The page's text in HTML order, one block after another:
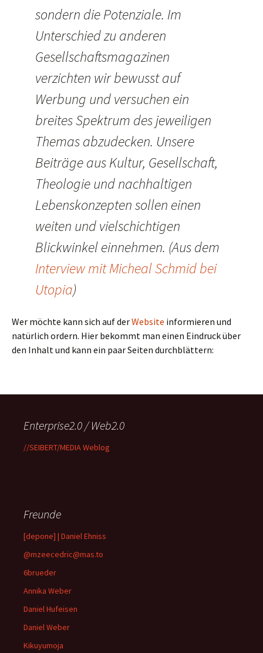
sondern die Potenziale. Im
Unterschied zu anderen
Gesellschaftsmagazinen
verzichten wir bewusst auf
Werbung und versuchen ein
breites Spektrum des jeweiligen
Themas abzudecken. Unsere
Beiträge aus Kultur, Gesellschaft,
Theologie und nachhaltigen
Lebenskonzepten sollen einen
weiten und vielschichtigen
Blickwinkel einnehmen. (Aus dem
Interview mit Micheal Schmid bei
Utopia)
Wer möchte kann sich auf derWebsite informieren und
natürlich ordern. Hier bekommt man einen Eindruck über
den Inhalt und kann ein paar Seiten durchblättern:
Enterprise2.0 / Web2.0
//SEIBERT/MEDIA Weblog
Freunde
[depone] | Daniel Ehniss
@mzeecedric@mas.to
6brueder
Annika Weber
Daniel Hufeisen
Daniel Weber
Kikuyumoja